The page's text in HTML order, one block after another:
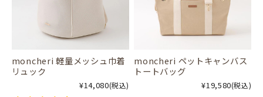
moncheri 軽量メッシュ巾着
リュック
¥14,080(税込)
moncheri ペットキャンバス
トートバッグ
¥19,580(税込)